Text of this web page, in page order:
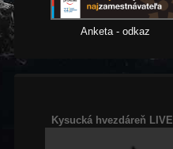
Anketa - odkaz
Kysucká hvezdáreň LIVE